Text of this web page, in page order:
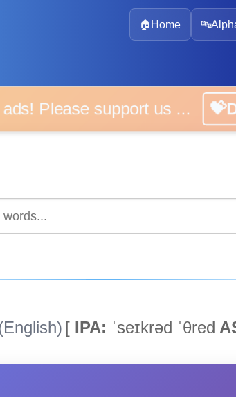
🏠 Home 🔤
Please support us ...
[ IPA: ˈseɪkrəd ˈθred